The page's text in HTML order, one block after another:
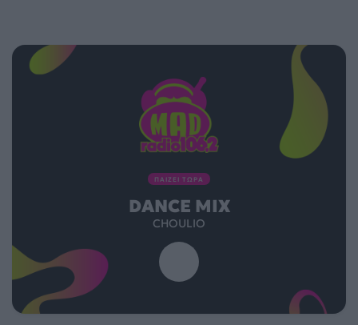
ΠΑΙΖΕΙ ΤΩΡΑ
DANCE MIX
CHOULIO